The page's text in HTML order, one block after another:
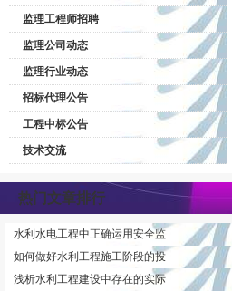
监理工程师招聘
监理公司动态
监理行业动态
招标代理公告
工程中标公告
技术交流
热门文章排行
水利水电工程中正确运用安全监
如何做好水利工程施工阶段的投
浅析水利工程建设中存在的实际